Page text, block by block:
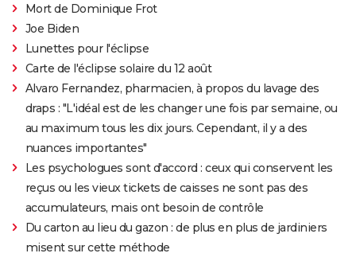
Mort de Dominique Frot
Joe Biden
Lunettes pour l'éclipse
Carte de l'éclipse solaire du 12 août
Alvaro Fernandez, pharmacien, à propos du lavage des
draps : "L'idéal est de les changer une fois par semaine, ou
au maximum tous les dix jours. Cependant, il y a des
nuances importantes"
Les psychologues sont d'accord : ceux qui conservent les
reçus ou les vieux tickets de caisses ne sont pas des
accumulateurs, mais ont besoin de contrôle
Du carton au lieu du gazon : de plus en plus de jardiniers
misent sur cette méthode